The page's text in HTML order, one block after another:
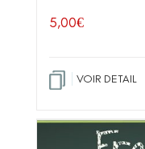
5,00€
VOIR DETAIL